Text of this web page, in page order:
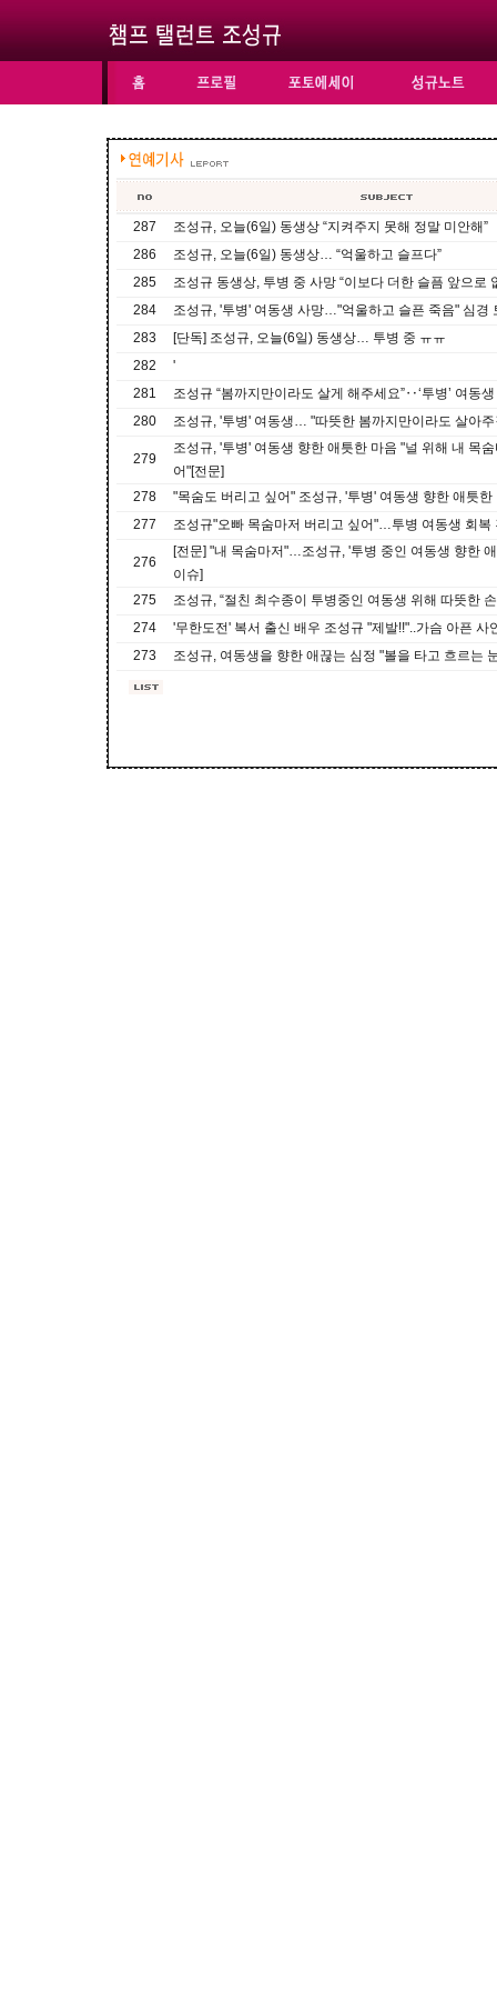
287
조성규, 오늘(6일) 동생상 “지켜주지 못해 정말 미안해”
286
조성규, 오늘(6일) 동생상… “억울하고 슬프다”
285
조성규 동생상, 투병 중 사망 “이보다 더한 슬픔 앞으로
284
조성규, '투병' 여동생 사망…"억울하고 슬픈 죽음" 심경
283
[단독] 조성규, 오늘(6일) 동생상… 투병 중 ㅠㅠ
282
'
281
조성규 “봄까지만이라도 살게 해주세요”‥‘투병’ 여동
280
조성규, '투병' 여동생… "따뜻한 봄까지만이라도 살아주
279
조성규, '투병' 여동생 향한 애틋한 마음 "널 위해 내 목
어"[전문]
278
"목숨도 버리고 싶어" 조성규, '투병' 여동생 향한 애틋한
277
조성규"오빠 목숨마저 버리고 싶어"…투병 여동생 회복
276
[전문] "내 목숨마저"…조성규, '투병 중인 여동생 향한
이슈]
275
조성규, “절친 최수종이 투병중인 여동생 위해 따뜻한
274
'무한도전' 복서 출신 배우 조성규 "제발!!"..가슴 아픈 사
273
조성규, 여동생을 향한 애끊는 심정 "볼을 타고 흐르는